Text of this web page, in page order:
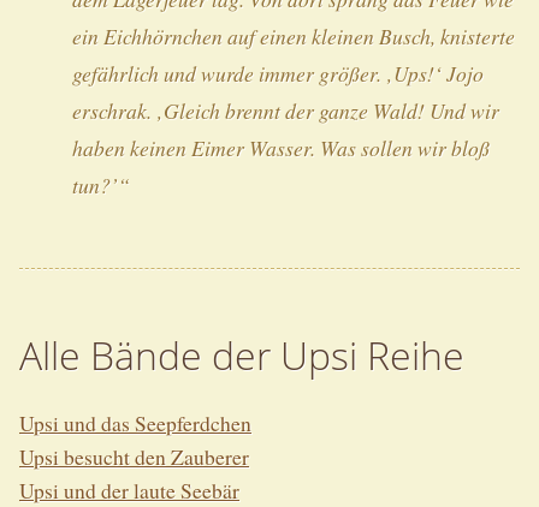
ein Eichhörnchen auf einen kleinen Busch, knisterte
gefährlich und wurde immer größer. ‚Ups!‘ Jojo
erschrak. ‚Gleich brennt der ganze Wald! Und wir
haben keinen Eimer Wasser. Was sollen wir bloß
tun?’“
Alle Bände der Upsi Reihe
Upsi und das Seepferdchen
Upsi besucht den Zauberer
Upsi und der laute Seebär